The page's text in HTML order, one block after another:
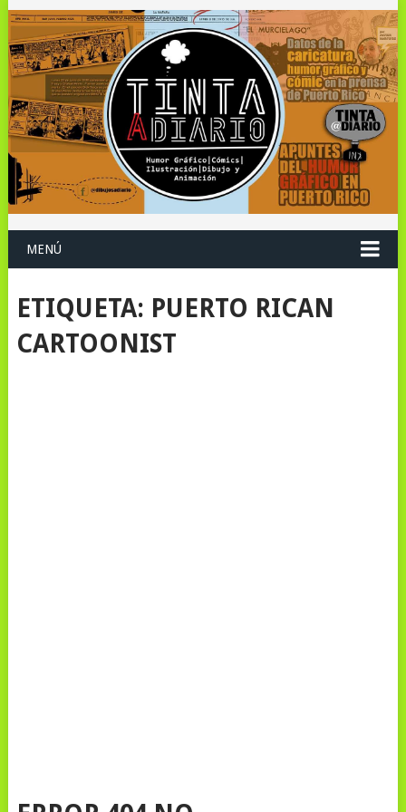
MENÚ
ETIQUETA: PUERTO RICAN
CARTOONIST